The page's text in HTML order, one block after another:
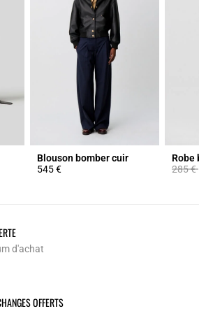
Blouson bomber cuir
545 €
Prix
285 €
d'achat
OFFERTS